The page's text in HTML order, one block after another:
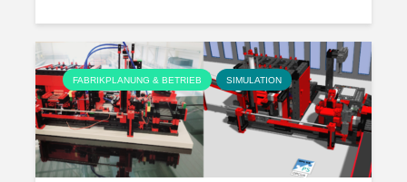
FABRIKPLANUNG & BETRIEB SIMULATION